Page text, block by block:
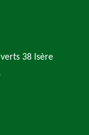
38 Isère